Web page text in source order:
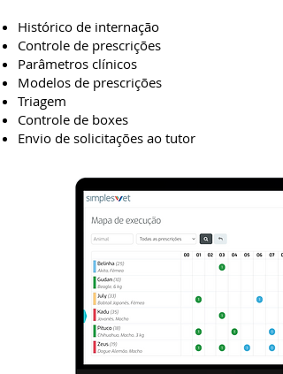
Histórico de internação
Controle de prescrições
Parâmetros clínicos
Modelos de prescrições
Triagem
Controle de boxes
Envio de solicitações ao tutor